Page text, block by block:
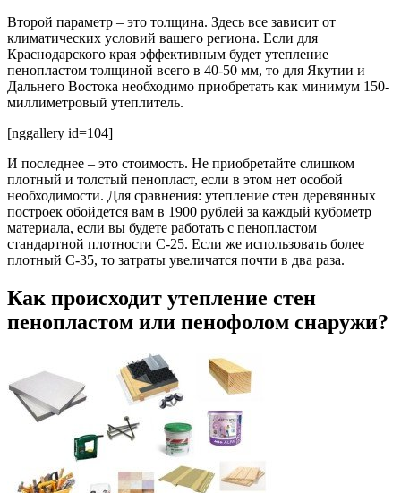
Второй параметр – это толщина. Здесь все зависит от
климатических условий вашего региона. Если для
Краснодарского края эффективным будет утепление
пенопластом толщиной всего в 40-50 мм, то для Якутии и
Дальнего Востока необходимо приобретать как минимум 150-
миллиметровый утеплитель.
[nggallery id=104]
И последнее – это стоимость. Не приобретайте слишком
плотный и толстый пенопласт, если в этом нет особой
необходимости. Для сравнения: утепление стен деревянных
построек обойдется вам в 1900 рублей за каждый кубометр
материала, если вы будете работать с пенопластом
стандартной плотности С-25. Если же использовать более
плотный С-35, то затраты увеличатся почти в два раза.
Как происходит утепление стен
пенопластом или пенофолом снаружи?